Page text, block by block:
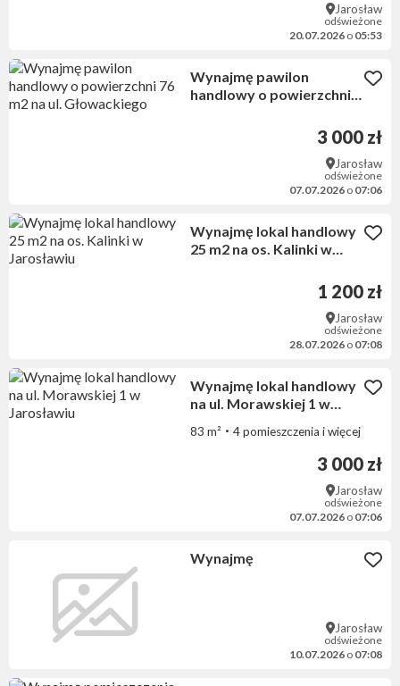
Jarosław
odświeżone
20.07.2026 o 05:53
Wynajmę pawilon
handlowy o powierzchni
3 000 zł
Jarosław
odświeżone
07.07.2026 o 07:06
Wynajmę lokal handlowy
25 m2 na os. Kalinki w
1 200 zł
Jarosław
odświeżone
28.07.2026 o 07:08
Wynajmę lokal handlowy
na ul. Morawskiej 1 w
83 m² 4 pomieszczenia i więcej
3 000 zł
Jarosław
odświeżone
07.07.2026 o 07:06
Wynajmę
Jarosław
odświeżone
10.07.2026 o 07:08